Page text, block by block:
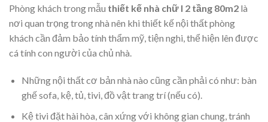
Phòng khách trong mẫu thiết kế nhà chữ l 2 tầng 80m2 là
nơi quan trọng trong nhà nên khi thiết kế nội thất phòng
khách cần đảm bảo tính thẩm mỹ, tiện nghi, thể hiện lên được
cá tính con người của chủ nhà.
Những nội thất cơ bản nhà nào cũng cần phải có như: bàn
ghế sofa, kệ, tủ, tivi, đồ vật trang trí (nếu có).
Kệ tivi đặt hài hòa, cân xứng với không gian chung, tránh